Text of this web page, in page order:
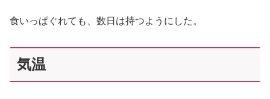
食いっぱぐれても、数日は持つようにした。
気温